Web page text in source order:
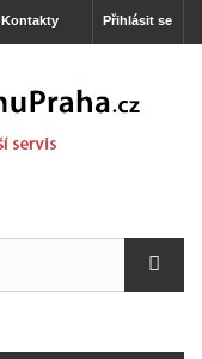
Přihlásit se
Kontakty